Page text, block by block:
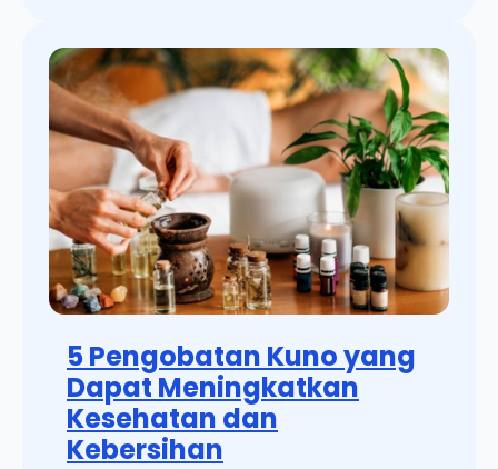
5 Pengobatan Kuno yang
Dapat Meningkatkan
Kesehatan dan
Kebersihan